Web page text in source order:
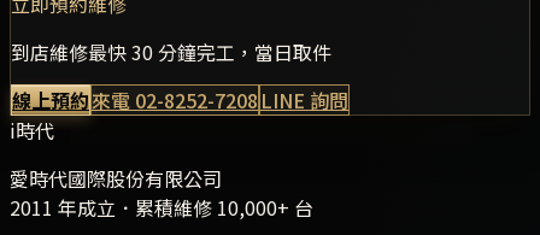
到店維修最快 30 分鐘完工，當日取件
線上預約來電 02-8252-7208 LINE 詢問
i時代
愛時代國際股份有限公司
2011 年成立．累積維修 10,000+ 台